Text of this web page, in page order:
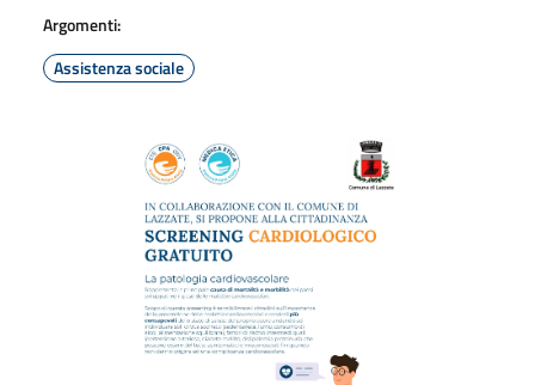
Argomenti:
Assistenza sociale